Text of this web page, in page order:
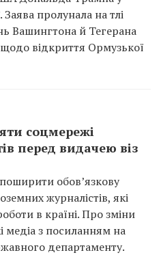
Заява пролунала на тлі
Вашингтона й Тегерана
відкриття Ормузької
соцмережі
перед видачею віз
обов’язкову
журналістів, які
в країні. Про зміни
медіа з посиланням на
департаменту.